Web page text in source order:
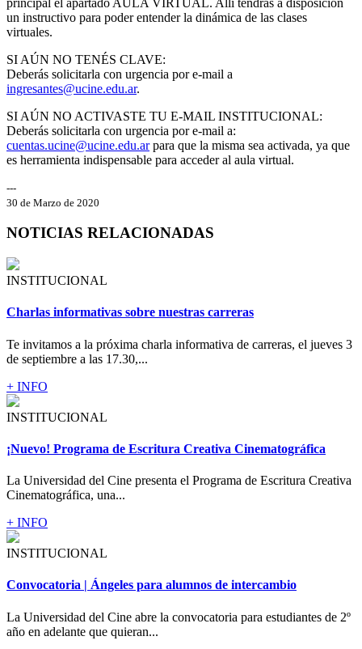
un instructivo para poder entender la dinámica de las clases
virtuales.
SI AÚN NO TENÉS CLAVE:
Deberás solicitarla con urgencia por e-mail a
ingresantes@ucine.edu.ar.
SI AÚN NO ACTIVASTE TU E-MAIL INSTITUCIONAL:
Deberás solicitarla con urgencia por e-mail a:
cuentas.ucine@ucine.edu.arpara que la misma sea activada, ya que
es herramienta indispensable para acceder al aula virtual.
---
30 de Marzo de 2020
NOTICIAS RELACIONADAS
INSTITUCIONAL
Charlas informativas sobre nuestras carreras
Te invitamos a la próxima charla informativa de carreras, el jueves 3
de septiembre a las 17.30,...
+ INFO
INSTITUCIONAL
¡Nuevo! Programa de Escritura Creativa Cinematográfica
La Universidad del Cine presenta el Programa de Escritura Creativa
Cinematográfica, una...
+ INFO
INSTITUCIONAL
Convocatoria | Ángeles para alumnos de intercambio
La Universidad del Cine abre la convocatoria para estudiantes de 2º
año en adelante que quieran...